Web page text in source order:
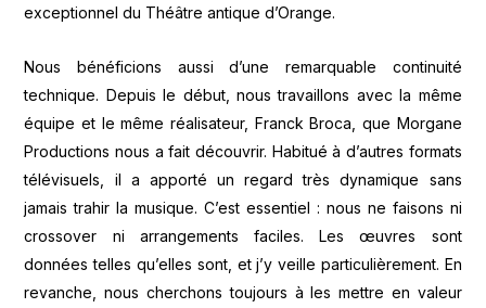
exceptionnel du Théâtre antique d’Orange.
Nous bénéficions aussi d’une remarquable continuité
technique. Depuis le début, nous travaillons avec la même
équipe et le même réalisateur, Franck Broca, que Morgane
Productions nous a fait découvrir. Habitué à d’autres formats
télévisuels, il a apporté un regard très dynamique sans
jamais trahir la musique. C’est essentiel : nous ne faisons ni
crossover ni arrangements faciles. Les œuvres sont
données telles qu’elles sont, et j’y veille particulièrement. En
revanche, nous cherchons toujours à les mettre en valeur